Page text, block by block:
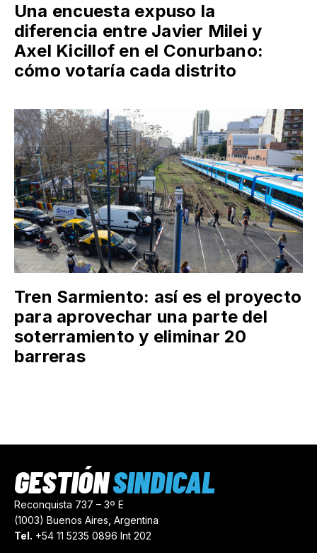
Una encuesta expuso la
diferencia entre Javier Milei y
Axel Kicillof en el Conurbano:
cómo votaría cada distrito
Tren Sarmiento: así es el proyecto
para aprovechar una parte del
soterramiento y eliminar 20
barreras
Reconquista 737 – 3º E
(1003) Buenos Aires, Argentina
Tel. +54 11 5235 0896 Int 202
GESTIÓNSINDICAL